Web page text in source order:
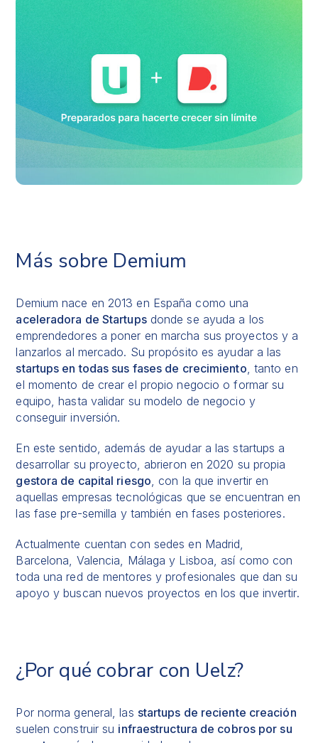
Más sobre Demium
Demiumnace en 2013 en España como una
aceleradora de Startupsdonde se ayuda a los
emprendedores a poner en marcha sus proyectos y a
lanzarlos al mercado. Su propósito es ayudar a las
startups en todas sus fases de crecimiento , tanto en
el momento de crear el propio negocio o formar su
equipo, hasta validar su modelo de negocio y
conseguir inversión.
En este sentido, además de ayudar a las startups a
desarrollar su proyecto, abrieron en 2020 su propia
gestora de capital riesgo , con la que invertir en
aquellas empresas tecnológicas que se encuentran en
las fase pre-semilla y también en fases posteriores.
Actualmente cuentan con sedes en Madrid,
Barcelona, Valencia, Málaga y Lisboa, así como con
toda una red de mentores y profesionales que dan su
apoyo y buscan nuevos proyectos en los que invertir.
¿Por qué cobrar con Uelz?
Por norma general, las startups de reciente creación
suelen construir su infraestructura de cobros por su